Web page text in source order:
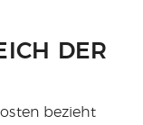
DER
bezieht